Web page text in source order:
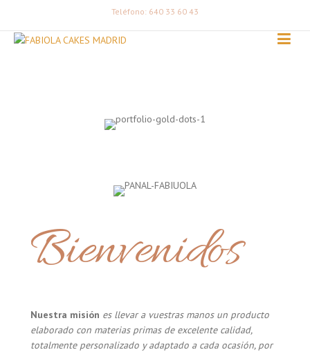
Teléfono: 640 33 60 43
Bienvenidos
Nuestra misión es llevar a vuestras manos un producto
elaborado con materias primas de excelente calidad,
totalmente personalizado y adaptado a cada ocasión, por